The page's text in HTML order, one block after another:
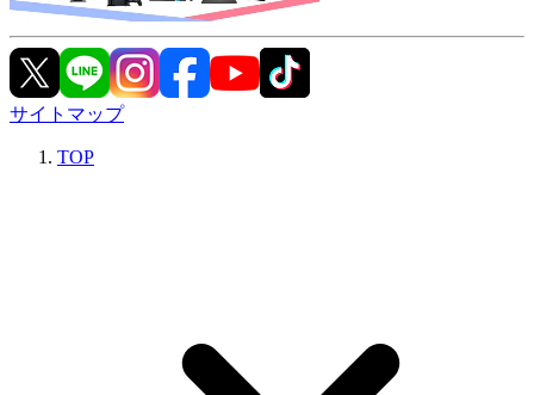
サイトマップ
TOP